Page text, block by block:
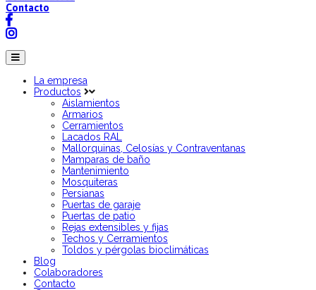
Contacto
La empresa
Productos
Aislamientos
Armarios
Cerramientos
Lacados RAL
Mallorquinas, Celosías y Contraventanas
Mamparas de baño
Mantenimiento
Mosquiteras
Persianas
Puertas de garaje
Puertas de patio
Rejas extensibles y fijas
Techos y Cerramientos
Toldos y pérgolas bioclimáticas
Blog
Colaboradores
Contacto